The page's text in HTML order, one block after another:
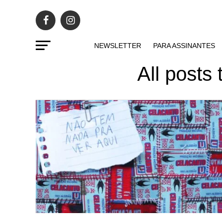
NEWSLETTER PARA ASSINANTES
All posts